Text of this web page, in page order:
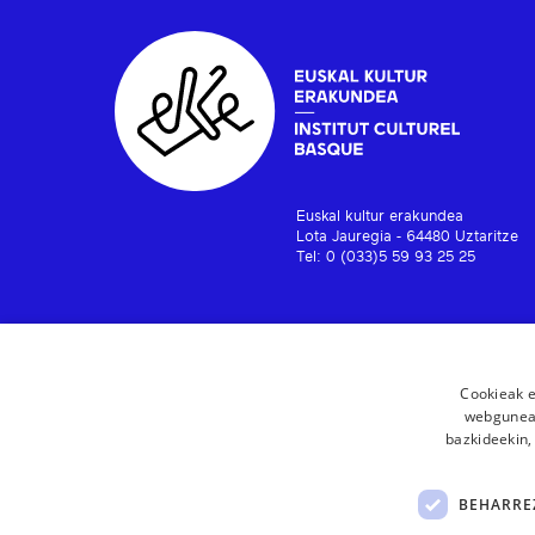
Euskal kultur erakundea
Lota Jauregia - 64480 Uztaritze
Tel: 0 (033)5 59 93 25 25
Cookieak